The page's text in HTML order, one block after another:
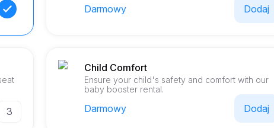
Darmowy Dodaj
3
Child Comfort
Ensure your child's safety and comfort with our
baby booster rental.
Darmowy Dodaj